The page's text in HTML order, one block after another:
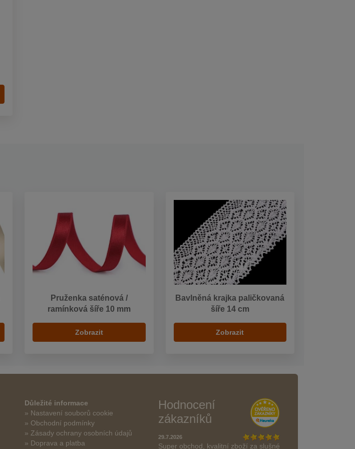
Pruženka saténová /
ramínková šíře 10 mm
Zobrazit
Bavlněná krajka paličkovaná
šíře 14 cm
Zobrazit
Důležité informace
» Nastavení souborů cookie
» Obchodní podmínky
» Zásady ochrany osobních údajů
» Doprava a platba
Hodnocení
zákazníků
29.7.2026
Super obchod, kvalitní zboží za slušné